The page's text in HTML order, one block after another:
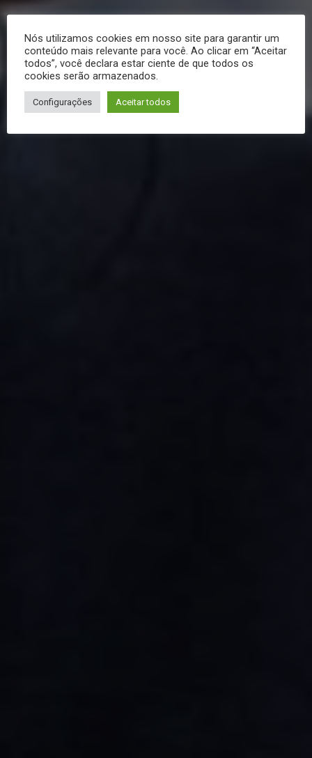
Nós utilizamos cookies em nosso site para garantir um
conteúdo mais relevante para você. Ao clicar em “Aceitar
todos”, você declara estar ciente de que todos os
cookies serão armazenados.
Configurações Aceitar todos